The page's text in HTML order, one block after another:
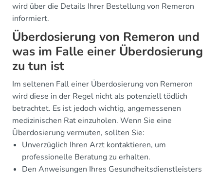
wird über die Details Ihrer Bestellung von Remeron
informiert.
Überdosierung von Remeron und
was im Falle einer Überdosierung
zu tun ist
Im seltenen Fall einer Überdosierung von Remeron
wird diese in der Regel nicht als potenziell tödlich
betrachtet. Es ist jedoch wichtig, angemessenen
medizinischen Rat einzuholen. Wenn Sie eine
Überdosierung vermuten, sollten Sie:
Unverzüglich Ihren Arzt kontaktieren, um
professionelle Beratung zu erhalten.
Den Anweisungen Ihres Gesundheitsdienstleisters